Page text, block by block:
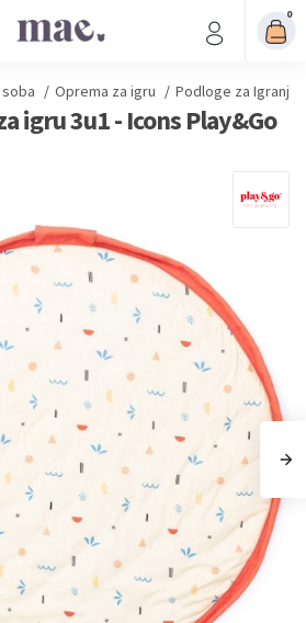
0
/ Oprema za igru / Podloge za Igranje
igru 3u1 - Icons Play&Go